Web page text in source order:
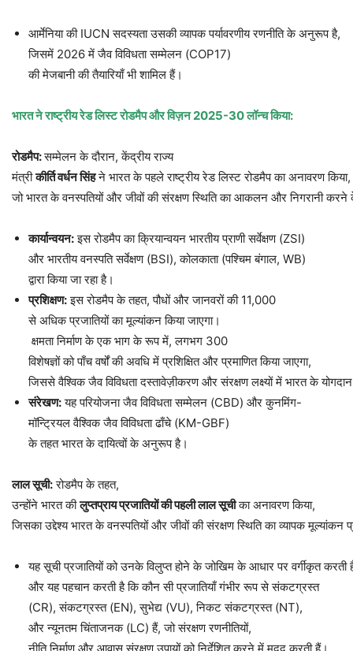
आर्मेनिया की IUCN सदस्यता उसकी व्यापक पर्यावरणीय रणनीति के अनुरूप है,
जिसमें 2026 में जैव विविधता सम्मेलन (COP17)
की मेजबानी की तैयारियाँ भी शामिल हैं।
भारतनेराष्ट्रीयरेडलिस्टरोडमैपऔरविज़न2025-30लॉन्चकिया:
रोडमैप:सम्मेलन के दौरान, केंद्रीय राज्य
मंत्रीकीर्तिवर्धनसिंहने भारत के पहले राष्ट्रीय रेड लिस्ट रोडमैप का अनावरण किया,
जो भारत के वनस्पतियों और जीवों की संरक्षण स्थिति का आकलन और निगरानी करने
कार्यान्वयन:इस रोडमैप का क्रियान्वयन भारतीय प्राणी सर्वेक्षण (ZSI)
और भारतीय वनस्पति सर्वेक्षण (BSI), कोलकाता (पश्चिम बंगाल, WB)
द्वारा किया जा रहा है।
प्रशिक्षण:इस रोडमैप के तहत, पौधों और जानवरों की 11,000
से अधिक प्रजातियों का मूल्यांकन किया जाएगा।
क्षमता निर्माण के एक भाग के रूप में, लगभग 300
विशेषज्ञों को पाँच वर्षों की अवधि में प्रशिक्षित और प्रमाणित किया जाएगा,
जिससे वैश्विक जैव विविधता दस्तावेज़ीकरण और संरक्षण लक्ष्यों में भारत के
संरेखण:यह परियोजना जैव विविधता सम्मेलन (CBD) और कुनमिंग-
मॉन्ट्रियल वैश्विक जैव विविधता ढाँचे (KM-GBF)
के तहत भारत के दायित्वों के अनुरूप है।
लालसूची:रोडमैप के तहत,
उन्होंने भारत कीलुप्तप्रायप्रजातियोंकीपहलीलालसूचीका अनावरण किया,
जिसका उद्देश्य भारत के वनस्पतियों और जीवों की संरक्षण स्थिति का व्यापक मूल्यांकन
यह सूची प्रजातियों को उनके विलुप्त होने के जोखिम के आधार पर वर्गीकृत करती
और यह पहचान करती है कि कौन सी प्रजातियाँ गंभीर रूप से संकटग्रस्त
(CR), संकटग्रस्त (EN), सुभेद्य (VU), निकट संकटग्रस्त (NT),
और न्यूनतम चिंताजनक (LC) हैं, जो संरक्षण रणनीतियों,
नीति निर्माण और आवास संरक्षण उपायों को निर्देशित करने में मदद करती हैं।